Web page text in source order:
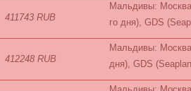
411743 RUB
Мальдивы:
го дня), GDS
412248 RUB
Мальдивы:
дня), GDS